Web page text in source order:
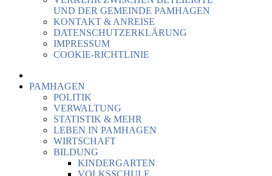
UND DER GEMEINDE PAMHAGEN
KONTAKT & ANREISE
DATENSCHUTZERKLÄRUNG
IMPRESSUM
COOKIE-RICHTLINIE
PAMHAGEN
POLITIK
VERWALTUNG
STATISTIK & MEHR
LEBEN IN PAMHAGEN
WIRTSCHAFT
BILDUNG
KINDERGARTEN
VOLKSSCHULE